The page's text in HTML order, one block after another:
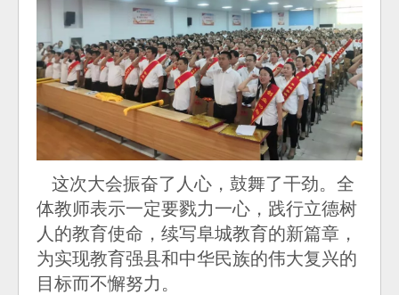
这次大会振奋了人心，鼓舞了干劲。全
体教师表示一定要戮力一心，践行立德树
人的教育使命，续写阜城教育的新篇章，
为实现教育强县和中华民族的伟大复兴的
目标而不懈努力。